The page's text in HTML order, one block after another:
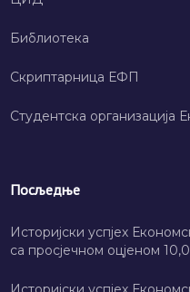
Библиотека
Скриптарница ЕФП
Студентска организација
Посљедње
Историјски успјех
са просјечном оцјеном